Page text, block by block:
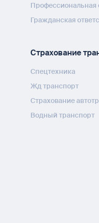
Профессиональная
Гражданская
Страхование
Спецтехника
Жд транспорт
Страхование
Водный транспорт